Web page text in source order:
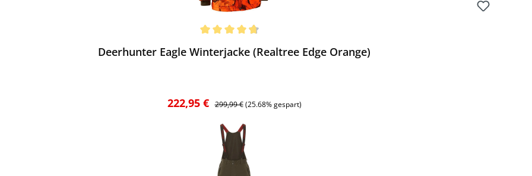
Deerhunter Eagle Winterjacke (Realtree Edge Orange)
Verkaufspreis:
222,95 € Regulärer Preis:
299,99 € (25.68% gespart)